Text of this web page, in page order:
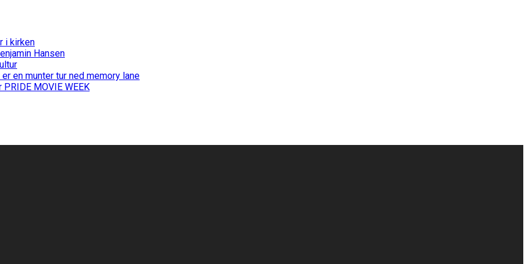
i kirken
Hansen
en munter tur ned memory lane
MOVIE WEEK